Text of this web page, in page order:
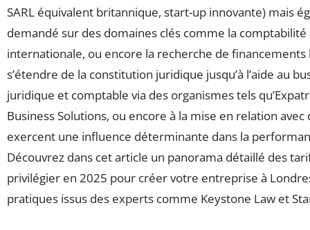
SARL équivalent britannique, start-up innovante) mais
demandé sur des domaines clés comme la comptabilité
internationale, ou encore la recherche de financements
s’étendre de la constitution juridique jusqu’à l’aide au
juridique et comptable via des organismes tels
Business Solutions, ou encore à la mise en relation
exercent une influence déterminante dans la
Découvrez dans cet article un panorama détaillé des
privilégier en 2025 pour créer votre entreprise à
pratiques issus des experts comme Keystone Law et